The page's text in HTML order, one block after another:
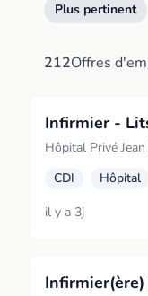
Plus pertinent
212Offres
Infirmier -
Hôpital Privé
CDI
Hôpital
il y a 3j